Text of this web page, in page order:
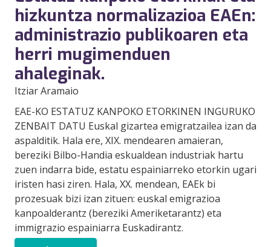
hizkuntza normalizazioa EAEn:
administrazio publikoaren eta
herri mugimenduen
ahaleginak.
Itziar Aramaio
EAE-KO ESTATUZ KANPOKO ETORKINEN INGURUKO
ZENBAIT DATU Euskal gizartea emigratzailea izan da
aspalditik. Hala ere, XIX. mendearen amaieran,
bereziki Bilbo-Handia eskualdean industriak hartu
zuen indarra bide, estatu espainiarreko etorkin ugari
iristen hasi ziren. Hala, XX. mendean, EAEk bi
prozesuak bizi izan zituen: euskal emigrazioa
kanpoalderantz (bereziki Ameriketarantz) eta
immigrazio espainiarra Euskadirantz.